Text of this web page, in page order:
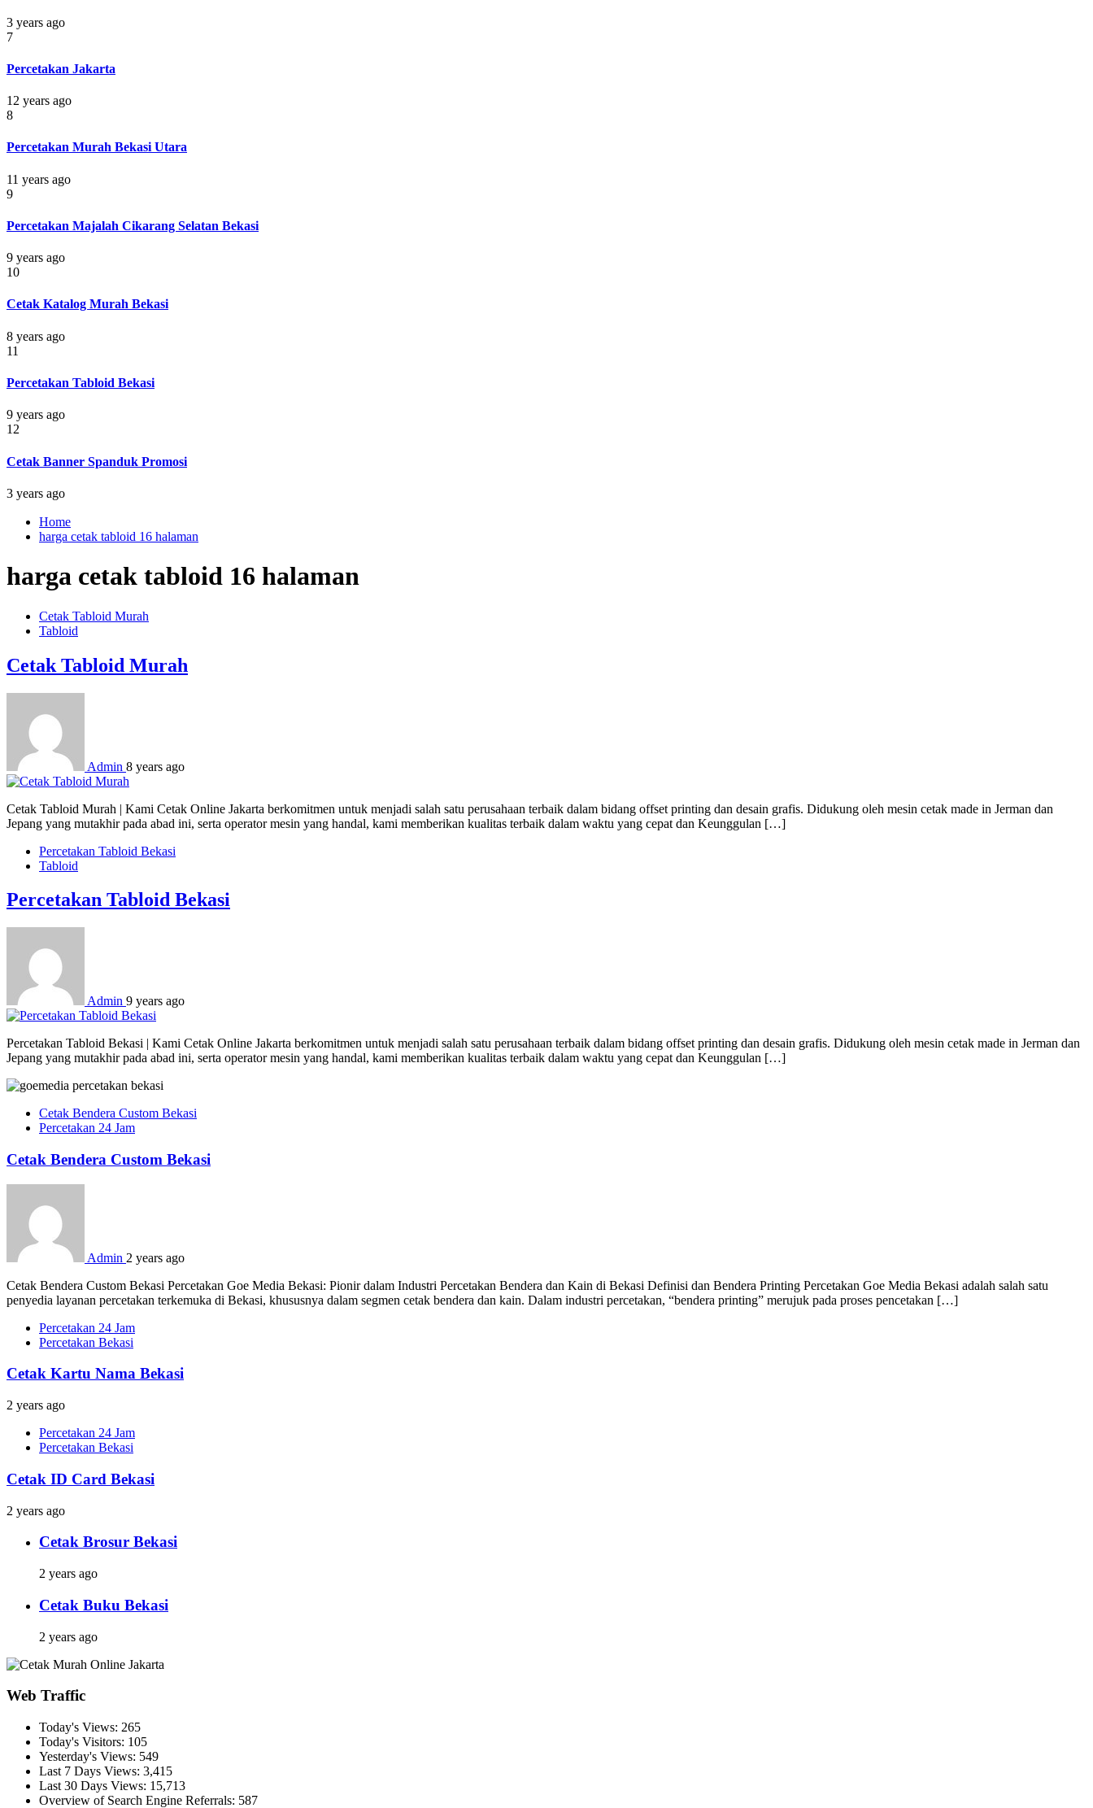
3 years ago
7
Percetakan Jakarta
12 years ago
8
Percetakan Murah Bekasi Utara
11 years ago
9
Percetakan Majalah Cikarang Selatan Bekasi
9 years ago
10
Cetak Katalog Murah Bekasi
8 years ago
11
Percetakan Tabloid Bekasi
9 years ago
12
Cetak Banner Spanduk Promosi
3 years ago
Home
harga cetak tabloid 16 halaman
harga cetak tabloid 16 halaman
Cetak Tabloid Murah
Tabloid
Cetak Tabloid Murah
Admin 8 years ago
Cetak Tabloid Murah | Kami Cetak Online Jakarta berkomitmen untuk menjadi salah satu perusahaan terbaik dalam bidang offset printing dan desain grafis. Didukung oleh mesin cetak made in Jerman dan
Jepang yang mutakhir pada abad ini, serta operator mesin yang handal, kami memberikan kualitas terbaik dalam waktu yang cepat dan Keunggulan […]
Percetakan Tabloid Bekasi
Tabloid
Percetakan Tabloid Bekasi
Admin 9 years ago
Percetakan Tabloid Bekasi | Kami Cetak Online Jakarta berkomitmen untuk menjadi salah satu perusahaan terbaik dalam bidang offset printing dan desain grafis. Didukung oleh mesin cetak made in Jerman dan
Jepang yang mutakhir pada abad ini, serta operator mesin yang handal, kami memberikan kualitas terbaik dalam waktu yang cepat dan Keunggulan […]
Cetak Bendera Custom Bekasi
Percetakan 24 Jam
Cetak Bendera Custom Bekasi
Admin 2 years ago
Cetak Bendera Custom Bekasi Percetakan Goe Media Bekasi: Pionir dalam Industri Percetakan Bendera dan Kain di Bekasi Definisi dan Bendera Printing Percetakan Goe Media Bekasi adalah salah satu
penyedia layanan percetakan terkemuka di Bekasi, khususnya dalam segmen cetak bendera dan kain. Dalam industri percetakan, “bendera printing” merujuk pada proses pencetakan […]
Percetakan 24 Jam
Percetakan Bekasi
Cetak Kartu Nama Bekasi
2 years ago
Percetakan 24 Jam
Percetakan Bekasi
Cetak ID Card Bekasi
2 years ago
Cetak Brosur Bekasi
2 years ago
Cetak Buku Bekasi
2 years ago
Web Traffic
Today's Views: 265
Today's Visitors: 105
Yesterday's Views: 549
Last 7 Days Views: 3,415
Last 30 Days Views: 15,713
Overview of Search Engine Referrals: 587